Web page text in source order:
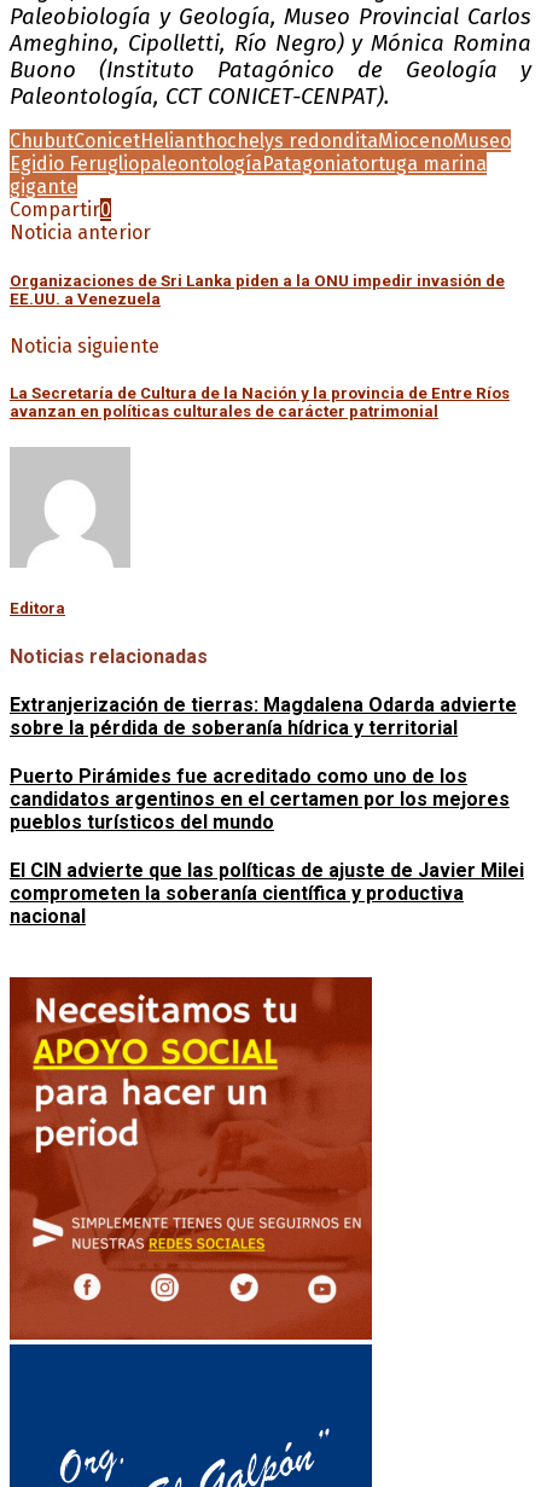
Paleobiología y Geología, Museo Provincial Carlos
Ameghino, Cipolletti, Río Negro) y Mónica Romina
Buono (Instituto Patagónico de Geología y
Paleontología, CCT CONICET-CENPAT).
ChubutConicetHelianthochelys redonditaMiocenoMuseo
Egidio Ferugliopaleontología Patagoniatortuga marina
gigante
Compartir0
Noticia anterior
Organizaciones de Sri Lanka piden a la ONU impedir invasión de
EE.UU. a Venezuela
Noticia siguiente
La Secretaría de Cultura de la Nación y la provincia de Entre Ríos
avanzan en políticas culturales de carácter patrimonial
Editora
Noticias relacionadas
Extranjerización de tierras: Magdalena Odarda advierte
sobre la pérdida de soberanía hídrica y territorial
Puerto Pirámides fue acreditado como uno de los
candidatos argentinos en el certamen por los mejores
pueblos turísticos del mundo
El CIN advierte que las políticas de ajuste de Javier Milei
comprometen la soberanía científica y productiva
nacional